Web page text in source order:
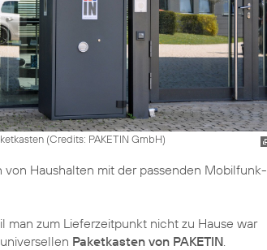
(Credits: PAKETIN GmbH)
Haushalten mit der passenden Mobilfunk-
zum Lieferzeitpunkt nicht zu Hause war
Paketkasten von PAKETIN.